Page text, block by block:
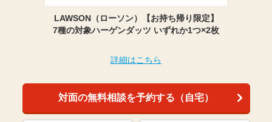
LAWSON（ローソン）【お持ち帰り限定】
7種の対象ハーゲンダッツ いずれか1つ×2枚
詳細はこちら
対面の無料相談を予約する（自宅）